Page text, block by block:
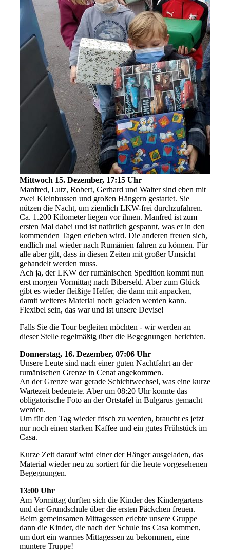
Mittwoch 15. Dezember, 17:15 Uhr
Manfred, Lutz, Robert, Gerhard und Walter sind eben mit
zwei Kleinbussen und großen Hängern gestartet. Sie
nützen die Nacht, um ziemlich LKW-frei durchzufahren.
Ca. 1.200 Kilometer liegen vor ihnen. Manfred ist zum
ersten Mal dabei und ist natürlich gespannt, was er in den
kommenden Tagen erleben wird. Die anderen freuen sich,
endlich mal wieder nach Rumänien fahren zu können. Für
alle aber gilt, dass in diesen Zeiten mit großer Umsicht
gehandelt werden muss.
Ach ja, der LKW der rumänischen Spedition kommt nun
erst morgen Vormittag nach Biberseld. Aber zum Glück
gibt es wieder fleißige Helfer, die dann mit anpacken,
damit weiteres Material noch geladen werden kann.
Flexibel sein, das war und ist unsere Devise!
Falls Sie die Tour begleiten möchten - wir werden an
dieser Stelle regelmäßig über die Begegnungen berichten.
Donnerstag, 16. Dezember, 07:06 Uhr
Unsere Leute sind nach einer guten Nachtfahrt an der
rumänischen Grenze in Cenat angekommen.
An der Grenze war gerade Schichtwechsel, was eine kurze
Wartezeit bedeutete. Aber um 08:20 Uhr konnte das
obligatorische Foto an der Ortstafel in Bulgarus gemacht
werden.
Um für den Tag wieder frisch zu werden, braucht es jetzt
nur noch einen starken Kaffee und ein gutes Frühstück im
Casa.
Kurze Zeit darauf wird einer der Hänger ausgeladen, das
Material wieder neu zu sortiert für die heute vorgesehenen
Begegnungen.
13:00 Uhr
Am Vormittag durften sich die Kinder des Kindergartens
und der Grundschule über die ersten Päckchen freuen.
Beim gemeinsamen Mittagessen erlebte unsere Gruppe
dann die Kinder, die nach der Schule ins Casa kommen,
um dort ein warmes Mittagessen zu bekommen, eine
muntere Truppe!